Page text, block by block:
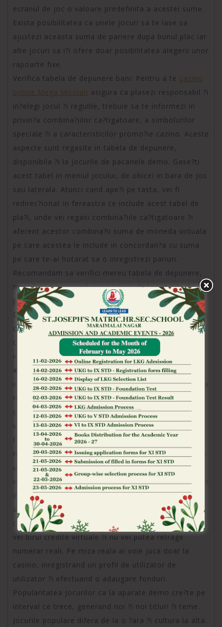
ecranul de joc o valoare predefinita a acestei sume.
Exista posibilitatea ca unele jocuri sa te lase sa
ajustezi aceasta suma de pariere dupa bunul plac iar
alte jocuri sa i?i ofere doar posibilitatea alegerii unor
rapoarte fixe.
Verifica tabela de depunere bani: Pentru a te cazino
online Mega Moolah asigura ca plasezi responsabil ?i
in?elegi jocul ?i regulile, trebuie sa te informezi in
privin?a combina?iilor ca?tigatoare, a simbolurilor
speciale ?i a caracteristicilor promo?ie cazino. Aceste
aspecte sunt regasite in tabela de depunere,
disponibila ?i la jocurile de pacanele demo. Gase?ti
acest tabel in meniul jocului, de obicei in bara de jos
sau laterala. Atunci cand ape?i pe tasta, vei fi
redirec?ionat in fereastra ce include acest tabel de
pla?i, unde vei regasi combina?iile ca?tigatoare ?i
aferent acestor combina?ii suma de moneda virtuala
pe care acestea le include in concordan?a cu suma
pe care te-ai hotarat sa o inregistrezi pariuri.
Recomandam sa verifici mereu tabela de depunere,
mai ales atunci cand vrei sa treci de la jocurile de
pacanele pe degeaba la cele pe fonduri reali.
Debuta jocul: Acum ca e?ti informat asupra sumei pe
care e?ti hotarat sa o plasezi ?i asupra sumelor pe
care le po?i domina, e?ti pregatit sa pui rolele de joc
in mi?care. Simpla apasare a butonulu �Start� sau
�Spin� va determina rotirea acestor role ?i
inceperea jocului. Multe pacanele re?ea au un iconi?a
numit �Joc Automat� sau �Auto-Play�, folosind
care ai voie selecta un numar de jocuri rotative ce
vor fi jucate automat cu suma pe care ai ales-o.
Colecteaza ca?tiguri: Atunci cand prinzi una sau mai
multe combina?ii ca?tigatoare, vei fi recompensat cu
un prada. Valoarea ca?tigului este real time propor?
ionala cu numarul de simboluri ce au aparut pe rolele
de joc ?i cu suma pariata. Ca?tigul se va calcula
automat ?i i?i va fi transferat instant in balan?a
contului de concurent. Daca mizezi pacanele gratis,
vei birui credite virtuale ?i nu vei putea retrage
numerar reali. Pe miza reala ai voie juca doar la
casino, inregistrand un profil de utilizator de
utilizator ?i efectuand o adaugare fonduri.
Popularitatea jocurilor ca la aparate demo cre?te pe
interval ce trece, generand noi ?i noi titluri ?i teme.
Jocurile populare difera de la o ?ara ?i cultura la alta.